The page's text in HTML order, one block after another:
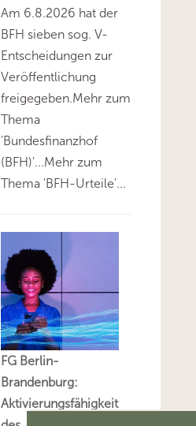
Am 6.8.2026 hat der
BFH sieben sog. V-
Entscheidungen zur
Veröffentlichung
freigegeben.Mehr zum
Thema
'Bundesfinanzhof
(BFH)'...Mehr zum
Thema 'BFH-Urteile'...
FG Berlin-
Brandenburg:
Aktivierungsfähigkeit